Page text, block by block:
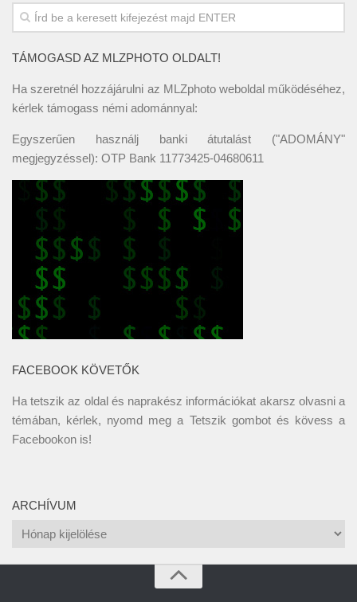
TÁMOGASD AZ MLZPHOTO OLDALT!
Ha szeretnél hozzájárulni az MLZphoto weboldal működéséhez,
kérlek támogass némi adománnyal:
Egyszerűen használj banki átutalást ("ADOMÁNY"
megjegyzéssel): OTP Bank 11773425-04680611
FACEBOOK KÖVETŐK
Ha tetszik az oldal és naprakész információkat akarsz olvasni a
témában, kérlek, nyomd meg a Tetszik gombot és kövess a
Facebookon is!
ARCHÍVUM
Archívum